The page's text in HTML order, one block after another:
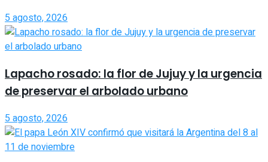
5 agosto, 2026
Lapacho rosado: la flor de Jujuy y la urgencia
de preservar el arbolado urbano
5 agosto, 2026